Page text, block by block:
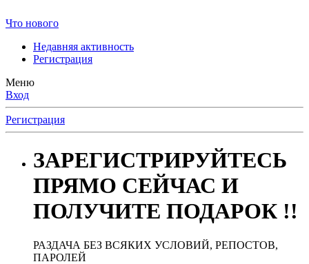
Что нового
Недавняя активность
Регистрация
Меню
Вход
Регистрация
ЗАРЕГИСТРИРУЙТЕСЬ
ПРЯМО СЕЙЧАС И
ПОЛУЧИТЕ ПОДАРОК !!
РАЗДАЧА БЕЗ ВСЯКИХ УСЛОВИЙ, РЕПОСТОВ,
ПАРОЛЕЙ